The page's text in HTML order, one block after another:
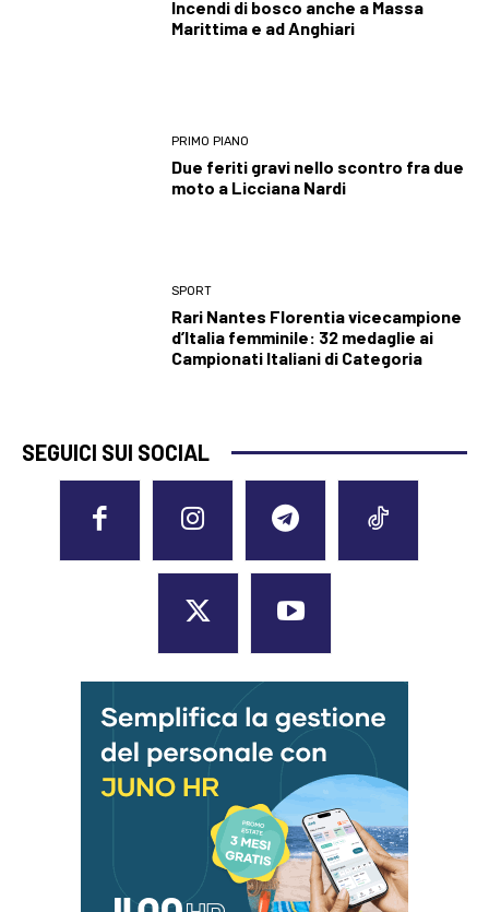
Incendi di bosco anche a Massa
Marittima e ad Anghiari
PRIMO PIANO
Due feriti gravi nello scontro fra due
moto a Licciana Nardi
SPORT
Rari Nantes Florentia vicecampione
d’Italia femminile: 32 medaglie ai
Campionati Italiani di Categoria
SEGUICI SUI SOCIAL